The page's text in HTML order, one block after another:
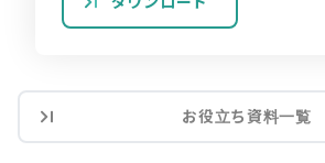
お役立ち資料一覧